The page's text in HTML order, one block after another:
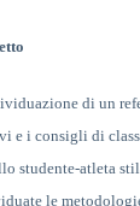
di un
e i consigli di
studente-atleta
le